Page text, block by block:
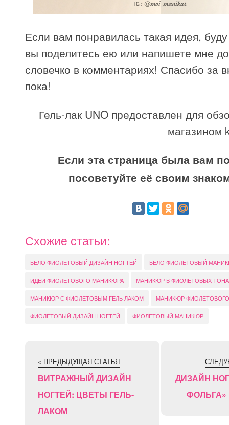
Если вам понравилась такая идея,
вы поделитесь ею или напишете мне
словечко в комментариях! Спасибо за
пока!
Гель-лак UNO предоставлен для
магазином
Если эта страница была вам
посоветуйте её своим
Схожие статьи:
БЕЛО ФИОЛЕТОВЫЙ ДИЗАЙН НОГТЕЙ БЕЛО ФИОЛЕТОВЫЙ
ИДЕИ ФИОЛЕТОВОГО МАНИКЮРА МАНИКЮР В ФИОЛЕТОВЫХ
МАНИКЮР С ФИОЛЕТОВЫМ ГЕЛЬ ЛАКОМ МАНИКЮР
ФИОЛЕТОВЫЙ ДИЗАЙН НОГТЕЙ ФИОЛЕТОВЫЙ МАНИКЮР
« ПРЕДЫДУЩАЯ СТАТЬЯ
ВИТРАЖНЫЙ ДИЗАЙН
НОГТЕЙ: ЦВЕТЫ ГЕЛЬ-
ЛАКОМ
ДИЗАЙН
ФОЛЬГА»